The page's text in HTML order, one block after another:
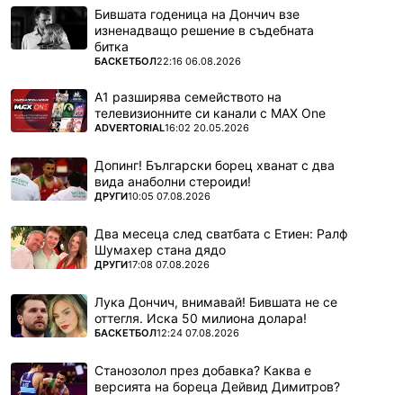
Бившата годеница на Дончич взе
изненадващо решение в съдебната
битка
ПОВЕЧЕ ОТ
БАСКЕТБОЛ22:16 06.08.2026
А1 разширява семейството на
телевизионните си канали с MAX One
ПОВЕЧЕ ОТ
ADVERTORIAL16:02 20.05.2026
Допинг! Български борец хванат с два
вида анаболни стероиди!
ПОВЕЧЕ ОТ
ДРУГИ10:05 07.08.2026
Два месеца след сватбата с Етиен: Ралф
Шумахер стана дядо
ПОВЕЧЕ ОТ
ДРУГИ17:08 07.08.2026
Лука Дончич, внимавай! Бившата не се
оттегля. Иска 50 милиона долара!
ПОВЕЧЕ ОТ
БАСКЕТБОЛ12:24 07.08.2026
Станозолол през добавка? Каква е
версията на бореца Дейвид Димитров?